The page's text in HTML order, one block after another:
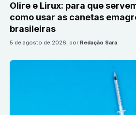
Olire e Lirux: para que
como usar as canetas
brasileiras
5 de agosto de 2026, por Redação Sara